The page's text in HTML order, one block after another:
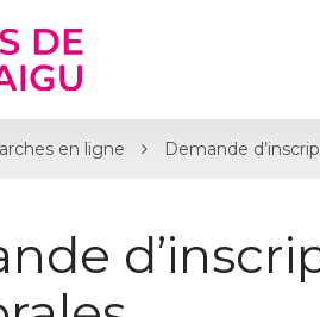
en ligne Demande